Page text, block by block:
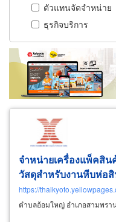
ตัวแทนจัดจำหน่าย
ธุรกิจบริการ
จำหน่ายเครื่องแพ็คสิ
วัสดุสำหรับงานหีบห่อ
https://
ตำบลอ้อมใหญ่ อำเภอสามพรา